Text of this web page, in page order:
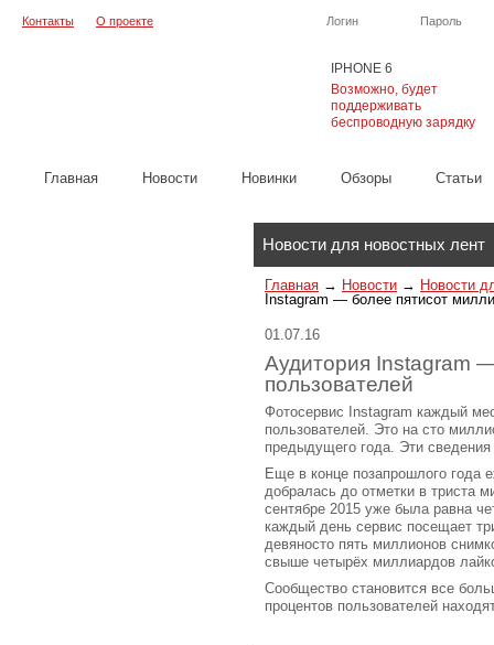
IPHONE 6
Возможно, будет
поддерживать
беспроводную зарядку
Логин Пароль
Контакты О проекте
Главная Новости Новинки Обзоры Cтатьи
Новости для новостных лент
Главная → Новости → Новости
Instagram — более пятисот
01.07.16
Аудитория Instagram
пользователей
Фотосервис Instagram каждый
пользователей. Это на сто
предыдущего года. Эти
Еще в конце позапрошлого года
добралась до отметки в триста
сентябре 2015 уже была равна
каждый день сервис посещает
девяносто пять миллионов
свыше четырёх миллиардов
Сообщество становится все
процентов пользователей